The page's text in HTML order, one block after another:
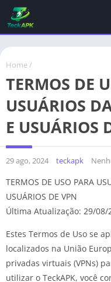
Home /
TERMOS DE
USUÁRIOS
E USUÁRIOS
29 ago, 2024 teckapk
TERMOS DE USO PARA
USUÁRIOS DE VPN
Última Atualização: 29/08/
Estes Termos de Uso se
localizados na União
privadas virtuais (VPNs)
utilizar o TeckAPK, você